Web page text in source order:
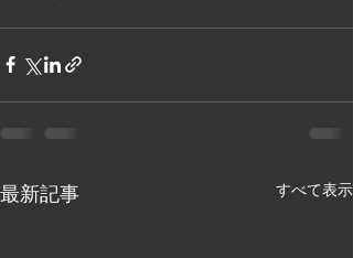
最新記事 すべて表示